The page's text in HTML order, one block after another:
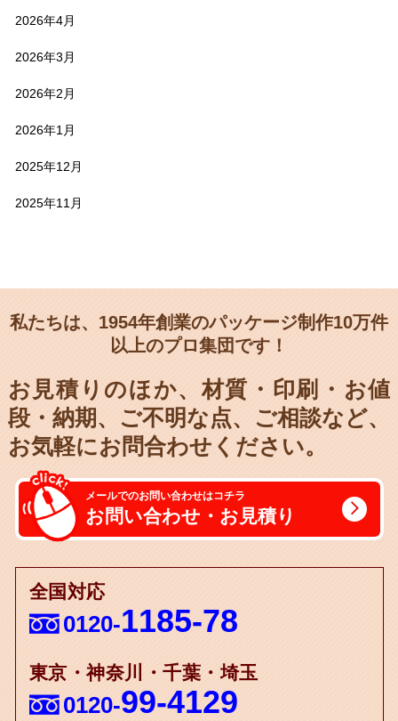
2026年4月
2026年3月
2026年2月
2026年1月
2025年12月
2025年11月
私たちは、1954年創業のパッケージ制作10万件
以上のプロ集団です！
お見積りのほか、材質・印刷・お値
段・納期、
ご不明な点、ご相談など、
お気軽にお問合わせください。
メールでのお問い合わせはコチラ
お問い合わせ・お見積り
全国対応
0120-1185-78
東京・神奈川・千葉・埼玉
0120-99-4129